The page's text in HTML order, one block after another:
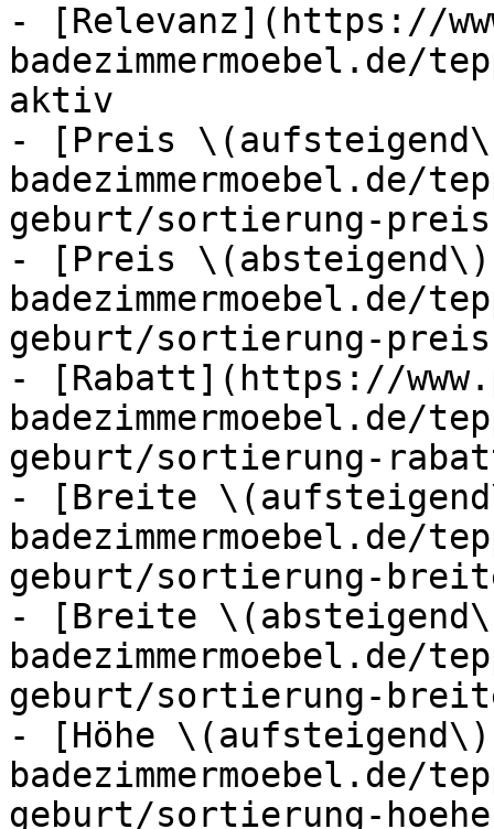
- [Relevanz](https://
badezimmermoebel.de/
aktiv
- [Preis
badezimmermoebel.de/
geburt/sortierung-
- [Preis
badezimmermoebel.de/
geburt/sortierung-
- [Rabatt](https://
badezimmermoebel.de/
geburt/sortierung-
- [Breite
badezimmermoebel.de/
geburt/sortierung-
- [Breite
badezimmermoebel.de/
geburt/sortierung-
- [Höhe
badezimmermoebel.de/
geburt/sortierung-